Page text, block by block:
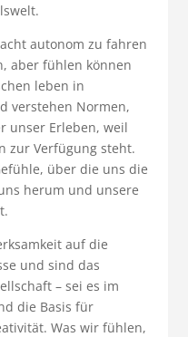
autonom zu fahren
aber fühlen können
leben in
verstehen Normen,
unser Erleben, weil
zur Verfügung steht.
über die uns die
herum und unsere
auf die
und sind das
– sei es im
die Basis für
Was wir fühlen,